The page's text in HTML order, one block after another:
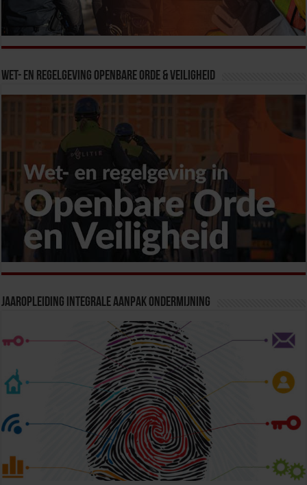
Wet- en Regelgeving Openbare Orde & Veiligheid
Jaaropleiding Integrale Aanpak Ondermijning